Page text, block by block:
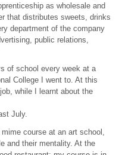
as wholesale and
that distributes sweets, drinks
department of the company
public relations,
of school every week at a
College I went to. At this
while I learnt about the
July.
course at an art school,
and their mentality. At the